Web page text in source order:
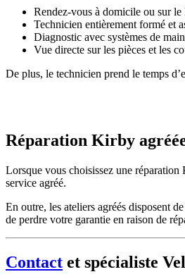
Rendez-vous à domicile ou sur le
Technicien entièrement formé et
Diagnostic avec systèmes de
Vue directe sur les pièces et les
De plus, le technicien prend le temps
Réparation Kirby
Lorsque vous choisissez une réparation
service agréé.
En outre, les ateliers agréés disposent
de perdre votre garantie en raison de
Contact et spécialiste